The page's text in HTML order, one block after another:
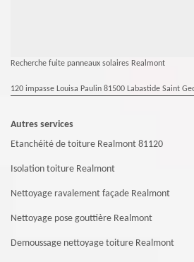
Recherche fuite panneaux solaires Realmont
120 impasse Louisa Paulin 81500 Labastide Saint
Autres services
Etanchéité de toiture Realmont 81120
Isolation toiture Realmont
Nettoyage ravalement façade Realmont
Nettoyage pose gouttière Realmont
Demoussage nettoyage toiture Realmont